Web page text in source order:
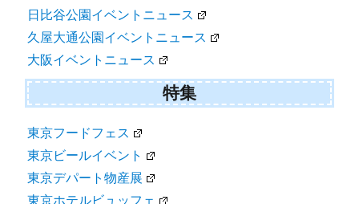
日比谷公園イベントニュース
久屋大通公園イベントニュース
大阪イベントニュース
特集
東京フードフェス
東京ビールイベント
東京デパート物産展
東京ホテルビュッフェ